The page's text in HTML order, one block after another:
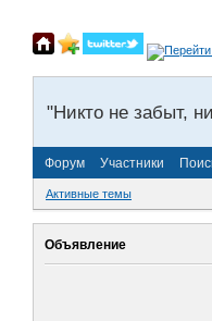
"Никто не забыт,
Форум Участники
Активные темы
Объявление